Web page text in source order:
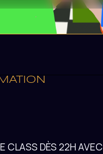
CLASS DÈS 22H AVEC